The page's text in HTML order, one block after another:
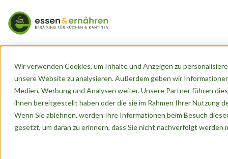
Wir verwenden Cookies, um Inhalte und Anzeigen zu
unsere Website zu analysieren. Außerdem geben wir
Medien, Werbung und Analysen weiter. Unsere Partner führen
ihnen bereitgestellt haben oder die sie im Rahmen Ihrer Nutzung
Wenn Sie ablehnen, werden Ihre Informationen beim Besuch
gesetzt, um daran zu erinnern, dass Sie nicht nachverfolgt werden
Lösungen für ausgewogene Mittags-Mahlzeiten
Veröffentlicht vonSaraham8. Mai 2024
Rezeptberatung für Kita &
Schulen: Kreative Lösungen